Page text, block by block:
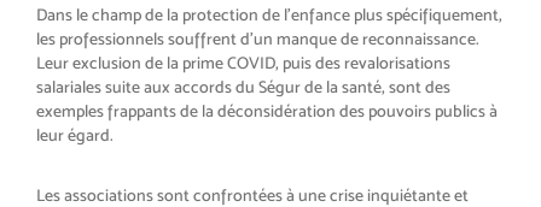
Dans le champ de la protection de l’enfance plus spécifiquement,
les professionnels souffrent d’un manque de reconnaissance.
Leur exclusion de la prime COVID, puis des revalorisations
salariales suite aux accords du Ségur de la santé, sont des
exemples frappants de la déconsidération des pouvoirs publics à
leur égard.
Les associations sont confrontées à une crise inquiétante et